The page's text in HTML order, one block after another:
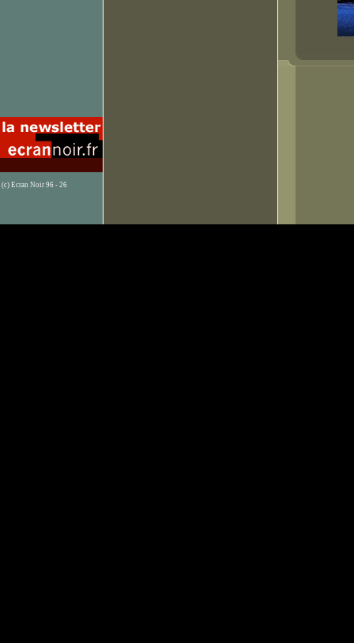
(c) Ecran Noir 96 - 26